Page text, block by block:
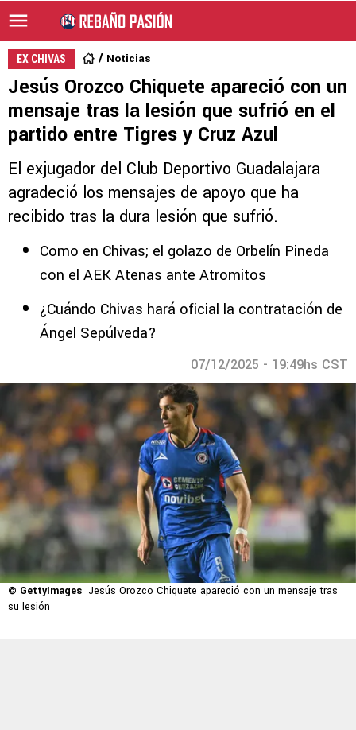
EX CHIVAS Noticias
Jesús Orozco Chiquete apareció con un
mensaje tras la lesión que sufrió en el
partido entre Tigres y Cruz Azul
El exjugador del Club Deportivo Guadalajara
agradeció los mensajes de apoyo que ha
recibido tras la dura lesión que sufrió.
Como en Chivas; el golazo de Orbelín Pineda
con el AEK Atenas ante Atromitos
¿Cuándo Chivas hará oficial la contratación de
Ángel Sepúlveda?
07/12/2025 - 19:49hs CST
© GettyImages Jesús Orozco Chiquete apareció con un mensaje tras
su lesión